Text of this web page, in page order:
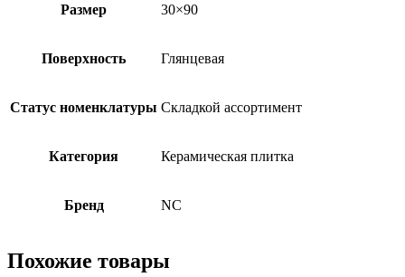
Размер 30×90
Поверхность Глянцевая
Статус номенклатуры Складкой ассортимент
Категория Керамическая плитка
Бренд NC
Похожие товары